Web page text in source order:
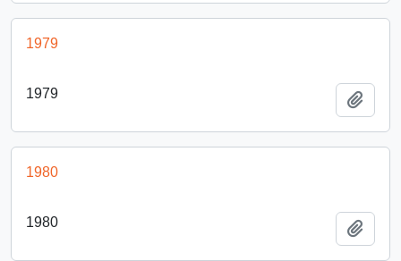
1979
1979
1980
1980